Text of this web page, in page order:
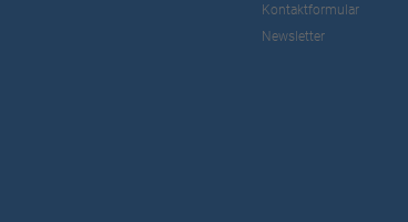
Kontaktformular
Newsletter